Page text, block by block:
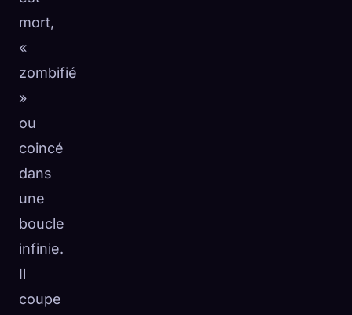
mort,
«
zombifié
»
ou
coincé
dans
une
boucle
infinie.
Il
coupe